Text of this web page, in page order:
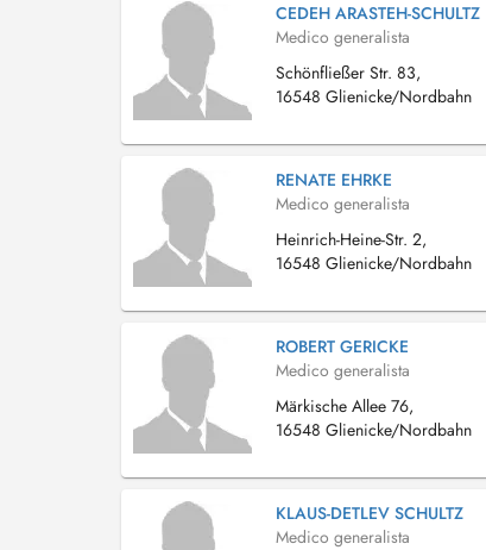
CEDEH ARASTEH-SCHULTZ
Medico generalista
Schönfließer Str. 83,
16548 Glienicke/Nordbahn
RENATE EHRKE
Medico generalista
Heinrich-Heine-Str. 2,
16548 Glienicke/Nordbahn
ROBERT GERICKE
Medico generalista
Märkische Allee 76,
16548 Glienicke/Nordbahn
KLAUS-DETLEV SCHULTZ
Medico generalista